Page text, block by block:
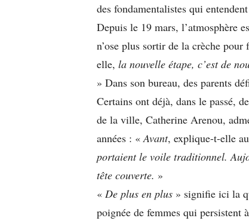
des fondamentalistes qui
Depuis le 19 mars, l’atmosphère
n’ose plus sortir de la crèche pour
elle, la nouvelle étape, c’est de
» Dans son bureau, des parents
Certains ont déjà, dans le passé,
de la ville, Catherine Arenou,
années : « Avant, explique-t-elle au
portaient le voile traditionnel.
tête couverte. »
« De plus en plus » signifie ici la
poignée de femmes qui persistent